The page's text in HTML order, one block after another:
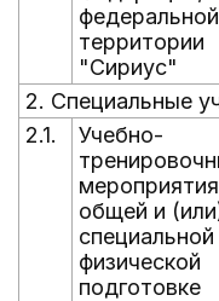
федеральной
территории
"Сириус"
2. Специальные
2.1.
Учебно-
общей и
специальной
физической
подготовке